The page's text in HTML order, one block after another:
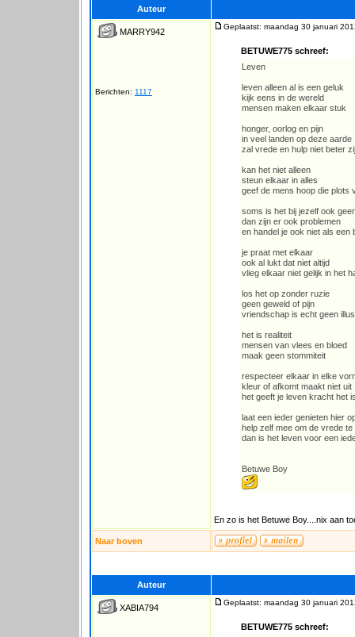
Auteur
MARRY942
Berichten: 1117
Geplaatst: maandag 30 januari
BETUWE775 schreef:
Leven
leven alleen al is een geluk
kijk eens in de wereld
mensen maken elkaar stuk
honger, oorlog en pijn
in veel landen op deze aarde
zal vrede en hulp niet beter
kan het niet alleen
steun elkaar in alles
geef de mens hoop die plots
soms is het bij jezelf ook
dan zijn er ook problemen
en handel je ook niet als een
je praat met elkaar
ook al lukt dat niet altijd
vlieg elkaar niet gelijk in het
los het op zonder ruzie
geen geweld of pijn
vriendschap is echt geen
het is realiteit
mensen van vlees en bloed
maak geen stommiteit
respecteer elkaar in elke
kleur of afkomt maakt niet uit
het geeft je leven kracht het
laat een ieder genieten hier
help zelf mee om de vrede te
dan is het leven voor een
Betuwe Boy
En zo is het Betuwe Boy....nix aan
Naar boven
Auteur
XABIA794
Geplaatst: maandag 30 januari
BETUWE775 schreef: